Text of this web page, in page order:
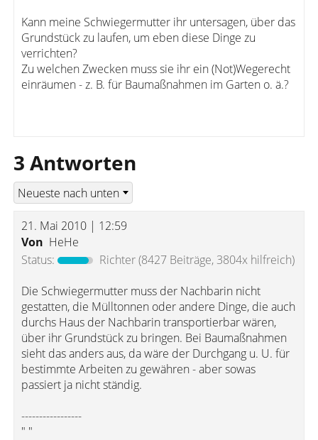
Kann meine Schwiegermutter ihr untersagen, über das
Grundstück zu laufen, um eben diese Dinge zu
verrichten?
Zu welchen Zwecken muss sie ihr ein (Not)Wegerecht
einräumen - z. B. für Baumaßnahmen im Garten o. ä.?
3 Antworten
21. Mai 2010 | 12:59
Von HeHe
Status:
Richter(8427 Beiträge, 3804x hilfreich)
Die Schwiegermutter muss der Nachbarin nicht
gestatten, die Mülltonnen oder andere Dinge, die auch
durchs Haus der Nachbarin transportierbar wären,
über ihr Grundstück zu bringen. Bei Baumaßnahmen
sieht das anders aus, da wäre der Durchgang u. U. für
bestimmte Arbeiten zu gewähren - aber sowas
passiert ja nicht ständig.
-----------------
" "